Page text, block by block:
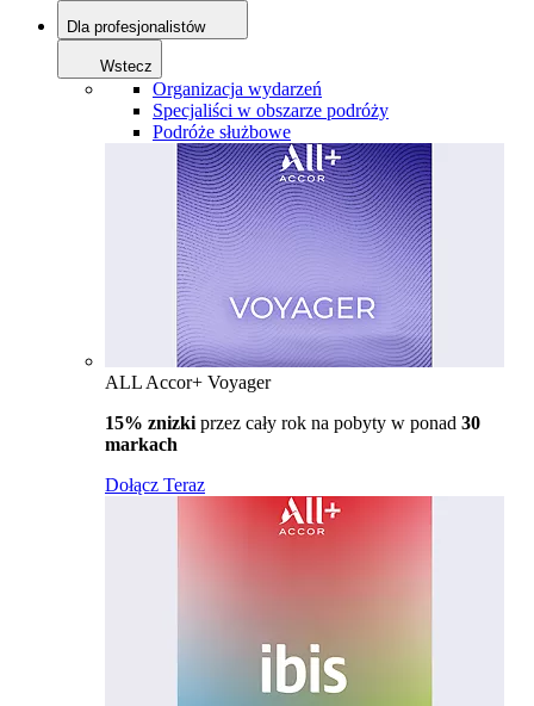
Dla profesjonalistów
Wstecz
Organizacja wydarzeń
Specjaliści w obszarze podróży
Podróże służbowe
ALL Accor+ Voyager
15% znizki przez cały rok na pobyty w ponad 30
markach
Dołącz Teraz